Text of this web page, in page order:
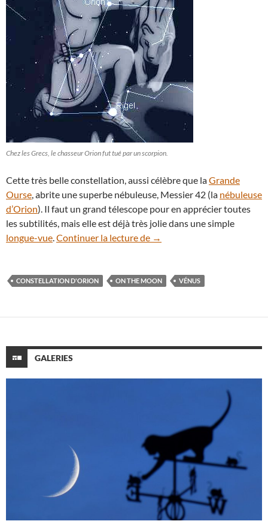
Chez les Grecs, le chasseur Orion fut tué par un scorpion.
Cette très belle constellation, aussi célèbre que laGrande
Ourse, abrite une superbe nébuleuse, Messier 42 (la nébuleuse
d’Orion). Il faut un grand télescope pour en apprécier toutes
les subtilités, mais elle est déjà très jolie dans une simple
longue-vue.Continuer la lecture de La Lune étincelle entre
→
CONSTELLATION D'ORION ON THE MOON VÉNUS
GALERIES